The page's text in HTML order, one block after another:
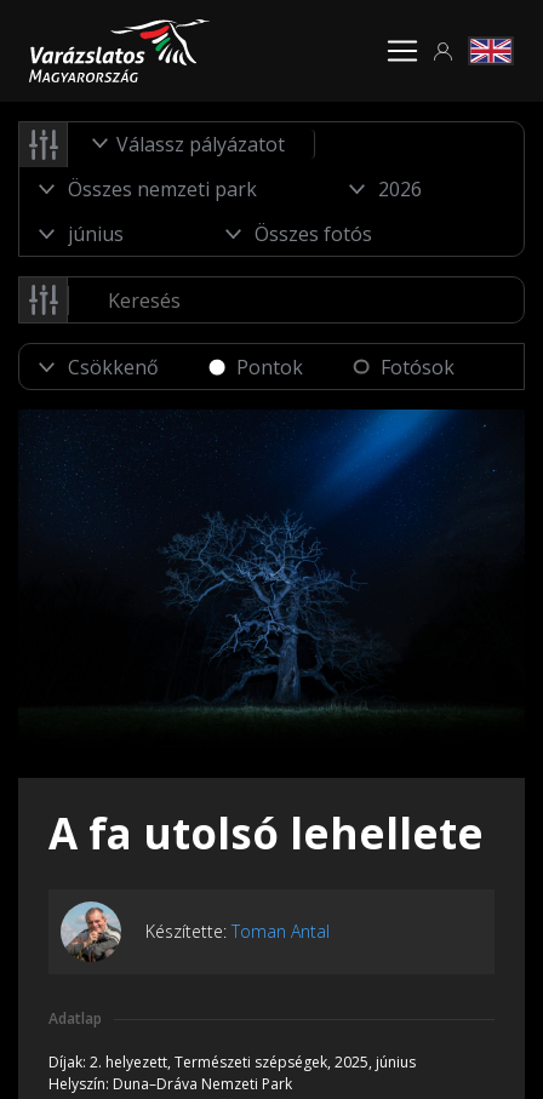
Válassz pályázatot
Pontok Fotósok
A fa utolsó lehellete
Készítette: Toman Antal
Adatlap
Díjak: 2. helyezett, Természeti szépségek, 2025, június
Helyszín: Duna–Dráva Nemzeti Park